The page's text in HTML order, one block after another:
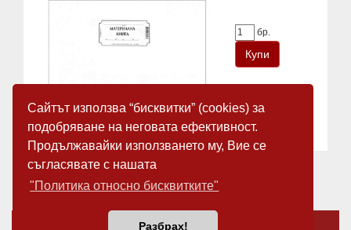
Сайтът използва “бисквитки” (cookies) за
подобряване на неговата ефективност.
Продължавайки използването му, Вие се
съгласявате с нашата
"Политика относно бисквитките"
Разбрах!
бр.
Новини